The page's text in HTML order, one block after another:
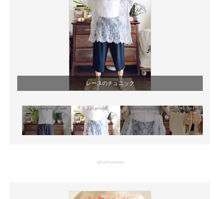
電子設計の基本と応用
エネルギーの専門メディア
建設×テクノロジーの最前線
ちょっと気になるネットの話題レースのチュニック
advertisement